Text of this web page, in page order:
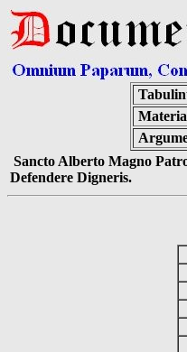
Sancto Alberto Magno
Defendere Digneris.